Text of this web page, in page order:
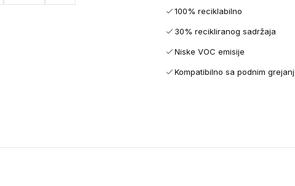
100% reciklabilno
30% recikliranog sadržaja
Niske VOC emisije
Kompatibilno sa podnim